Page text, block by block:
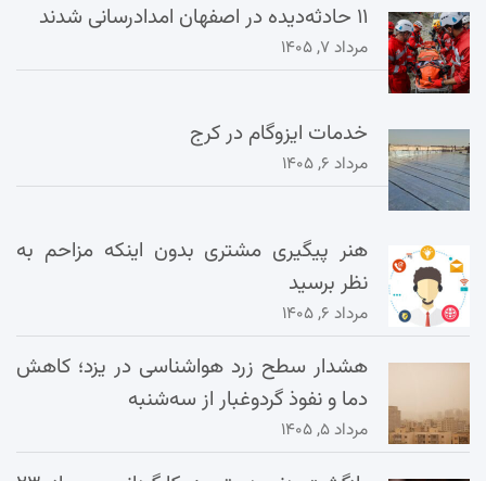
۱۱ حادثه‌دیده در اصفهان امدادرسانی شدند
مرداد ۷, ۱۴۰۵
خدمات ایزوگام در کرج
مرداد ۶, ۱۴۰۵
هنر پیگیری مشتری بدون اینکه مزاحم به
نظر برسید
مرداد ۶, ۱۴۰۵
هشدار سطح زرد هواشناسی در یزد؛ کاهش
دما و نفوذ گردوغبار از سه‌شنبه
مرداد ۵, ۱۴۰۵